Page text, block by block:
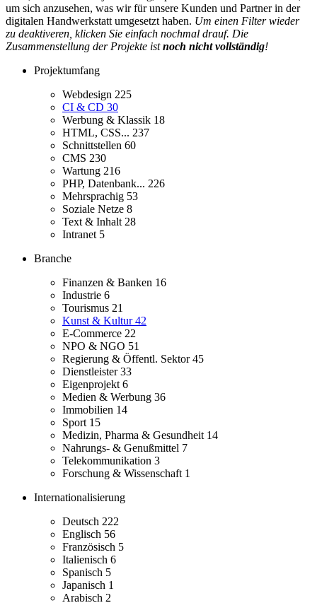
um sich anzusehen, was wir für unsere Kunden und Partner in der
digitalen Handwerkstatt umgesetzt haben. Um einen Filter wieder
zu deaktiveren, klicken Sie einfach nochmal drauf. Die
Zusammenstellung der Projekte istnoch nicht vollständig!
Projektumfang
Webdesign 225
CI & CD 30
Werbung & Klassik 18
HTML, CSS... 237
Schnittstellen 60
CMS 230
Wartung 216
PHP, Datenbank... 226
Mehrsprachig 53
Soziale Netze 8
Text & Inhalt 28
Intranet 5
Branche
Finanzen & Banken 16
Industrie 6
Tourismus 21
Kunst & Kultur42
E-Commerce 22
NPO & NGO 51
Regierung & Öffentl. Sektor45
Dienstleister33
Eigenprojekt 6
Medien & Werbung 36
Immobilien 14
Sport 15
Medizin, Pharma & Gesundheit 14
Nahrungs- & Genußmittel 7
Telekommunikation 3
Forschung & Wissenschaft 1
Internationalisierung
Deutsch 222
Englisch 56
Französisch 5
Italienisch 6
Spanisch 5
Japanisch 1
Arabisch 2